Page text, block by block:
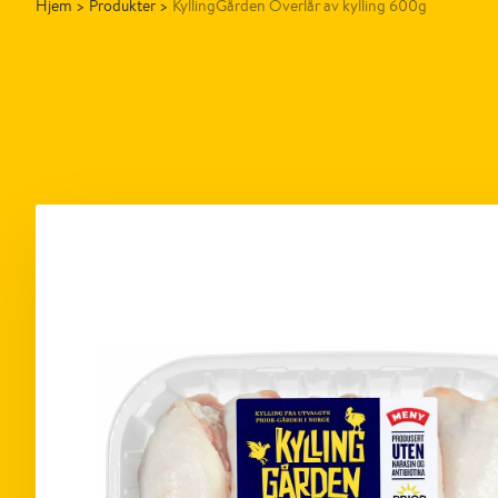
Hjem > Produkter > KyllingGården Overlår av kylling 600g